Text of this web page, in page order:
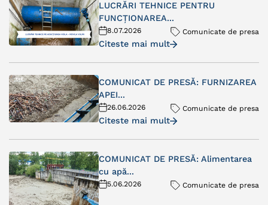
LUCRĂRI TEHNICE PENTRU
FUNCȚIONAREA...
8.07.2026 Comunicate de presa
Citeste mai mult
COMUNICAT DE PRESĂ: FURNIZAREA
APEI...
26.06.2026 Comunicate de presa
Citeste mai mult
COMUNICAT DE PRESĂ: Alimentarea
cu apă...
5.06.2026 Comunicate de presa